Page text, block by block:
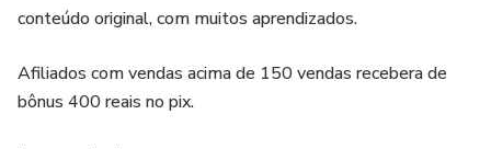
conteúdo original, com muitos aprendizados.
Afiliados com vendas acima de 150 vendas recebera de
bônus 400 reais no pix.